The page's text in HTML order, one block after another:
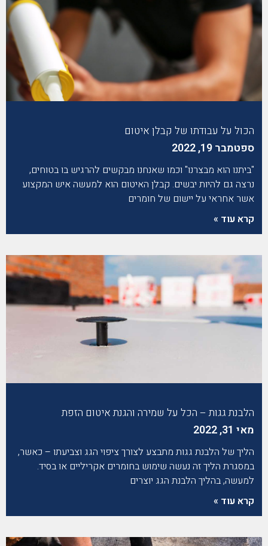
הכול על עבודתו של קבלן איטום
ספטמבר 19, 2022
"ביתנו הוא מבצרנו" וכמו שאנחנו מבקשים להרגיש בו בטוחים,
נרצה גם להיות יבשים. קבלן האיטום הוא למעשה איש המקצוע
אשר אחראי על יישום של חומרים
קרא עוד »
הלבנת גגות – הכל על שמירה והגנת איטום הזפת
מאי 31, 2022
הליך של הלבנת גגות מתבצע לצורך ציפוי הגג וצביעתו – כאשר,
במסגרת הליך זה נעשה שימוש בחומרים אקריליים או בסיד.
למעשה, בהליך הלבנת הגג יוצרים
קרא עוד »